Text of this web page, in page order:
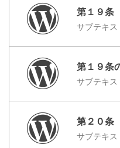
第１９条
サブテキス
第１９条
サブテキス
第２０条
サブテキス